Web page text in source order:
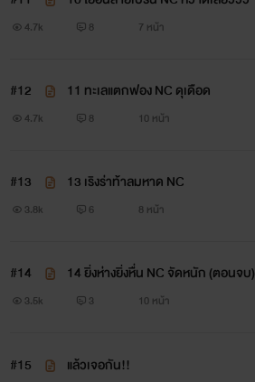
4.7k 8 7 หน้า
#12 11 ทะเลแตกฟอง NC ดุเดือด
4.7k 8 10 หน้า
#13 13 เริงร่าท้าลมหาด NC
3.8k 6 8 หน้า
#14 14 ยิ่งห่างยิ่งหื่น NC จัดหนัก (ตอนจบ)
3.5k 3 10 หน้า
#15 แล้วเจอกัน!!